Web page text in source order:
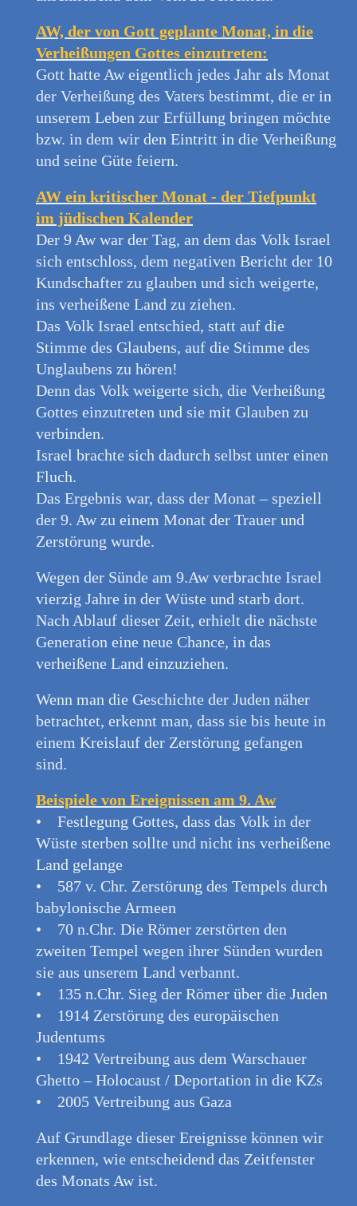
AW, der von Gott geplante Monat, in die
Verheißungen Gottes einzutreten:
Gott hatte Aw eigentlich jedes Jahr als Monat
der Verheißung des Vaters bestimmt, die er in
unserem Leben zur Erfüllung bringen möchte
bzw. in dem wir den Eintritt in die Verheißung
und seine Güte feiern.
AW ein kritischer Monat - der Tiefpunkt
im jüdischen Kalender
Der 9 Aw war der Tag, an dem das Volk Israel
sich entschloss, dem negativen Bericht der 10
Kundschafter zu glauben und sich weigerte,
ins verheißene Land zu ziehen.
Das Volk Israel entschied, statt auf die
Stimme des Glaubens, auf die Stimme des
Unglaubens zu hören!
Denn das Volk weigerte sich, die Verheißung
Gottes einzutreten und sie mit Glauben zu
verbinden.
Israel brachte sich dadurch selbst unter einen
Fluch.
Das Ergebnis war, dass der Monat – speziell
der 9. Aw zu einem Monat der Trauer und
Zerstörung wurde.
Wegen der Sünde am 9.Aw verbrachte Israel
vierzig Jahre in der Wüste und starb dort.
Nach Ablauf dieser Zeit, erhielt die nächste
Generation eine neue Chance, in das
verheißene Land einzuziehen.
Wenn man die Geschichte der Juden näher
betrachtet, erkennt man, dass sie bis heute in
einem Kreislauf der Zerstörung gefangen
sind.
Beispiele von Ereignissen am 9. Aw
• Festlegung Gottes, dass das Volk in der
Wüste sterben sollte und nicht ins verheißene
Land gelange
• 587 v. Chr. Zerstörung des Tempels durch
babylonische Armeen
• 70 n.Chr. Die Römer zerstörten den
zweiten Tempel wegen ihrer Sünden wurden
sie aus unserem Land verbannt.
• 135 n.Chr. Sieg der Römer über die Juden
• 1914 Zerstörung des europäischen
Judentums
• 1942 Vertreibung aus dem Warschauer
Ghetto – Holocaust / Deportation in die KZs
• 2005 Vertreibung aus Gaza
Auf Grundlage dieser Ereignisse können wir
erkennen, wie entscheidend das Zeitfenster
des Monats Aw ist.